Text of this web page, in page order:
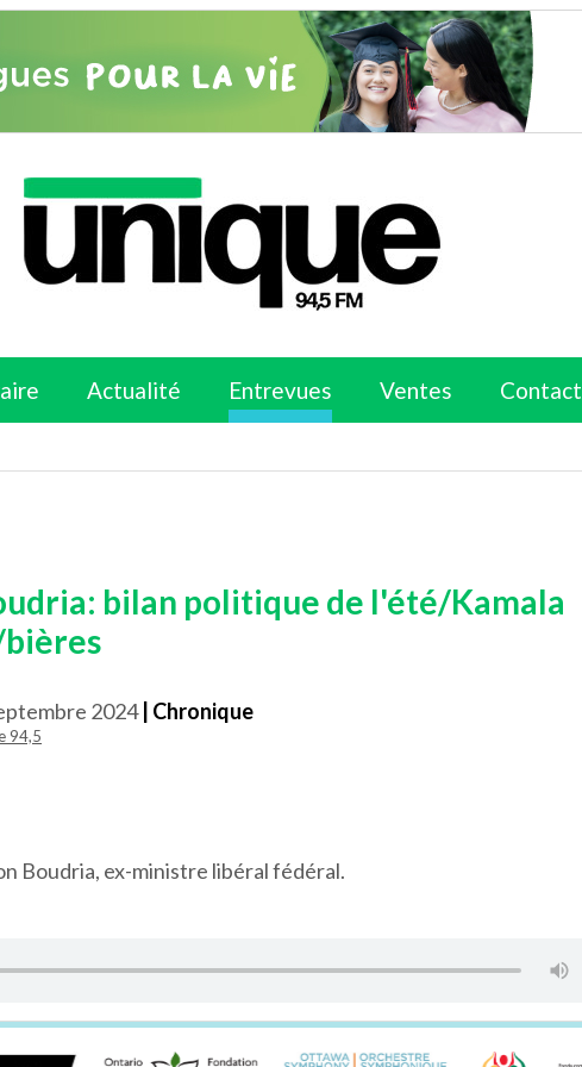
Actualité Entrevues Ventes Contact
bilan politique de l'été/Kamala
2024 | Chronique
94,5
Boudria, ex-ministre libéral fédéral.